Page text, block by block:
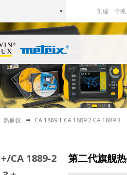
创建一个
热像仪 CA 1889 1 CA 1889 2 CA 1889 3
CA 1889-2
第二代旗舰